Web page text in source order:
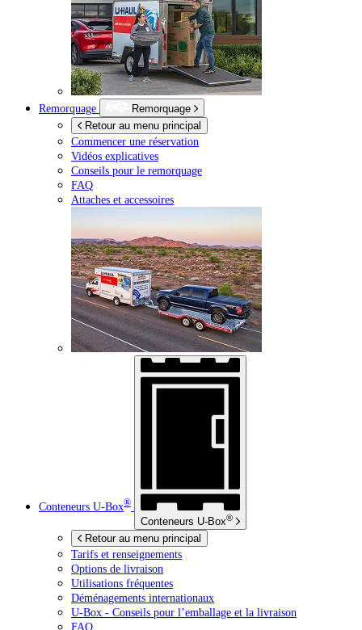
Remorquage
Remorquage
Retour au menu principal
Commencer une réservation
Vidéos explicatives
Conseils pour le remorquage
FAQ
Attaches et accessoires
Conteneurs U-Box®
Conteneurs U-Box®
Retour au menu principal
Tarifs et renseignements
Options de livraison
Utilisations fréquentes
Déménagements internationaux
U-Box - Conseils pour l’emballage et la livraison
FAQ